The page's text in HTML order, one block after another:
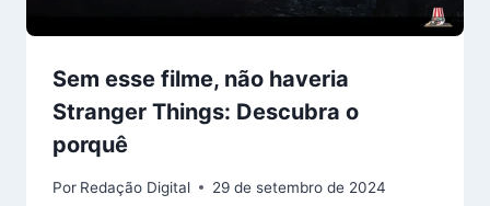
Sem esse filme, não haveria
Stranger Things: Descubra o
porquê
Por Redação Digital 29 de setembro de 2024